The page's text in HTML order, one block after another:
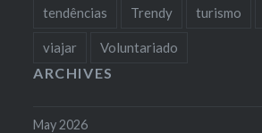
tendências Trendy turismo
viajar Voluntariado
ARCHIVES
May 2026